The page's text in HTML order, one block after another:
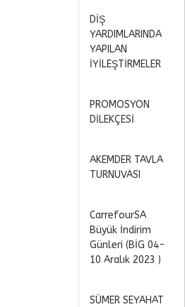
DİŞ
YARDIMLARINDA
YAPILAN
İYİLEŞTİRMELER
PROMOSYON
DİLEKÇESİ
AKEMDER TAVLA
TURNUVASI
CarrefourSA
Büyük İndirim
Günleri (BİG 04-
10 Aralık 2023 )
SÜMER SEYAHAT